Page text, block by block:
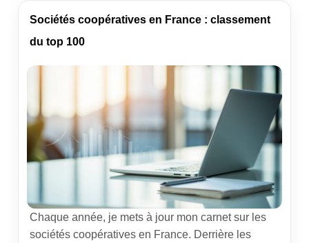
fonctionnement, ses services et les points à vérifier
avant d’adhérer. Vous y trouverez des exemples
Sociétés coopératives en France : classement
du top 100
Chaque année, je mets à jour mon carnet sur les
sociétés coopératives en France. Derrière les